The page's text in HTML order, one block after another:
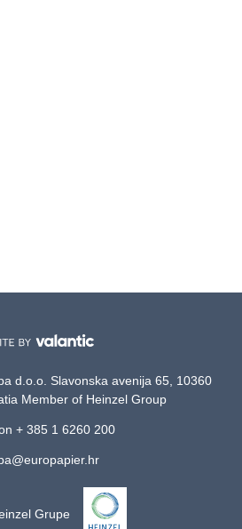
d.o.o. Slavonska avenija 65, 10360
Member of Heinzel Group
+ 385 1 6260 200
Grupe